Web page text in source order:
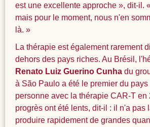
est une excellente approche », dit-il.
mais pour le moment, nous n'en
là. »
La thérapie est également rarement
dehors des pays riches. Au Brésil,
Renato Luiz Guerino Cunhadu
à São Paulo a été le premier du pays
personne avec la thérapie CAR-T en
progrès ont été lents, dit-il : il n'a pas
produire rapidement de grandes